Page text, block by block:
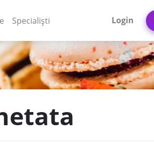
Specialiști Login